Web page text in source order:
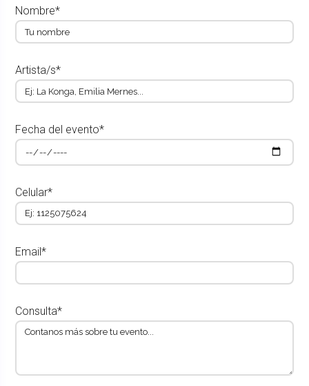
Nombre*
Artista/s*
Fecha del evento*
Celular*
Email*
Consulta*